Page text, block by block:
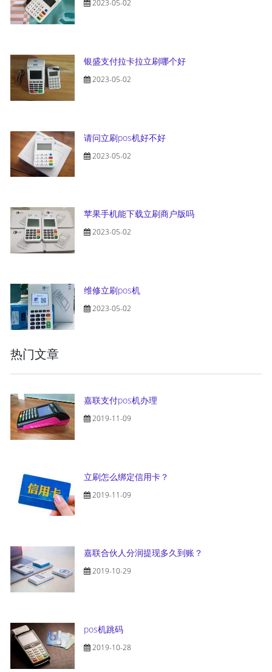
2023-05-02
银盛支付拉卡拉立刷哪个好
2023-05-02
请问立刷pos机好不好
2023-05-02
苹果手机能下载立刷商户版吗
2023-05-02
维修立刷pos机
2023-05-02
热门文章
嘉联支付pos机办理
2019-11-09
立刷怎么绑定信用卡？
2019-11-09
嘉联合伙人分润提现多久到账？
2019-10-29
pos机跳码
2019-10-28